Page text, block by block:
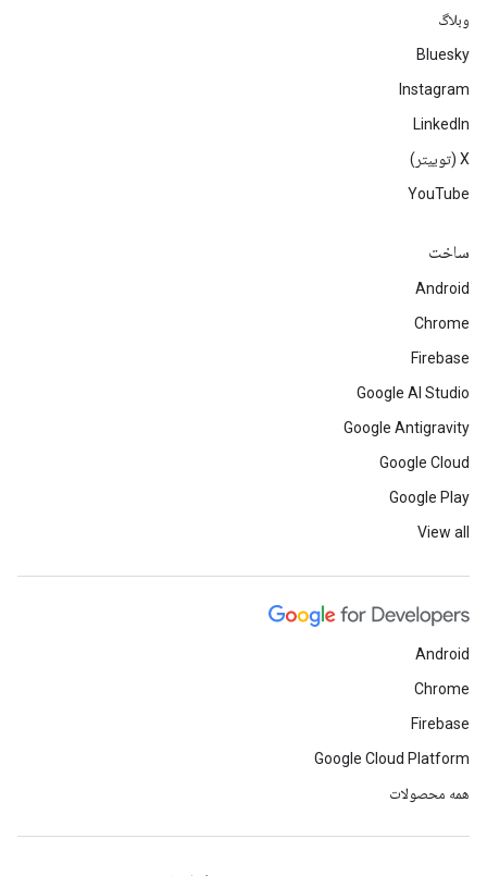
وبلاگ
Bluesky
Instagram
LinkedIn
‫X (توییتر)
YouTube
ساخت
Android
Chrome
Firebase
Google AI Studio
Google Antigravity
Google Cloud
Google Play
View all
Android
Chrome
Firebase
Google Cloud Platform
همه محصولات